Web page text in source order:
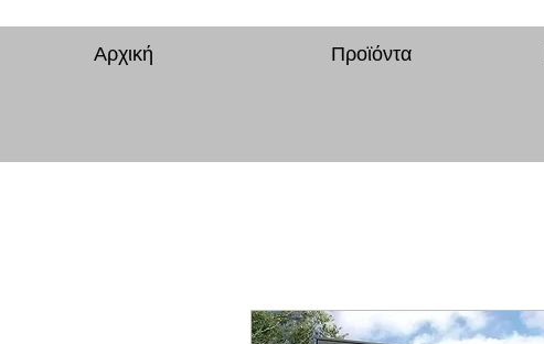
Αρχική Προϊόντα